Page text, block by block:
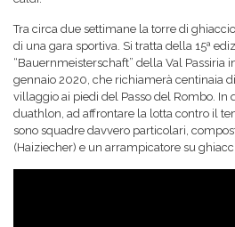
Tra circa due settimane la torre di
di una gara sportiva. Si tratta della 15ª
“Bauernmeisterschaft” della Val
gennaio 2020, che richiamerà centinaia
villaggio ai piedi del Passo del Rombo. In
duathlon, ad affrontare la lotta contro il
sono squadre davvero particolari,
(Haiziecher) e un arrampicatore su